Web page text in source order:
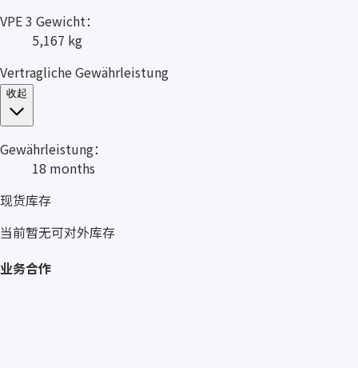
VPE 3 Gewicht：
5,167 kg
Vertragliche Gewährleistung
收起
Gewährleistung：
18 months
现货库存
当前暂无可对外库存
业务合作